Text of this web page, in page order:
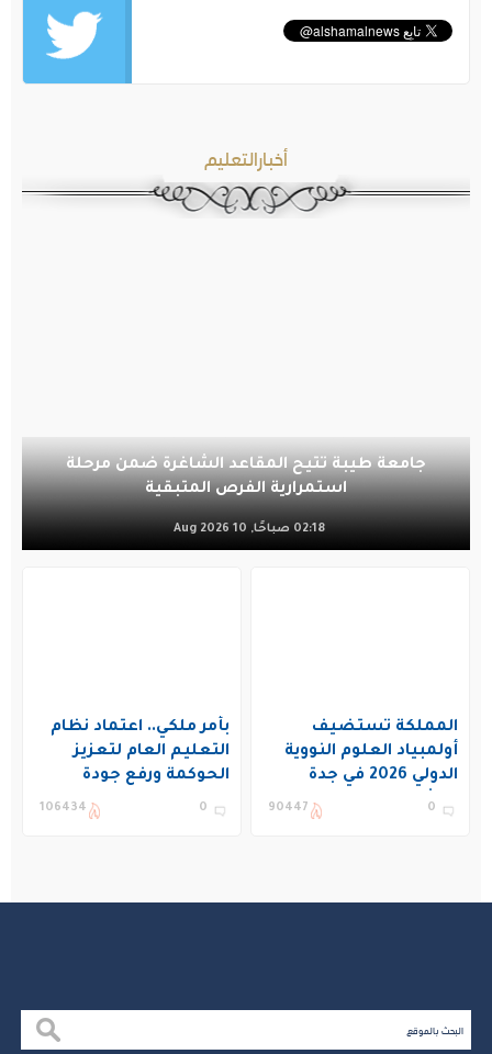
أخبارالتعليم
جامعة طيبة تتيح المقاعد الشاغرة ضمن مرحلة
استمرارية الفرص المتبقية
02:18 صباحًا, 10 Aug 2026
المملكة تستضيف
أولمبياد العلوم النووية
الدولي 2026 في جدة
بمشاركة 19 دولة
0
90447
بأمر ملكي.. اعتماد نظام
التعليم العام لتعزيز
الحوكمة ورفع جودة
التعليم في المملكة
0
106434